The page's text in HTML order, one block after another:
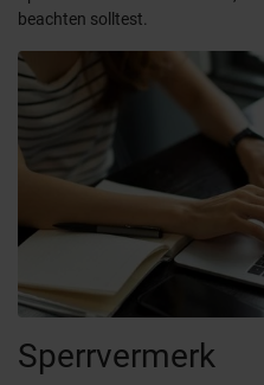
beachten solltest.
Sperrvermerk